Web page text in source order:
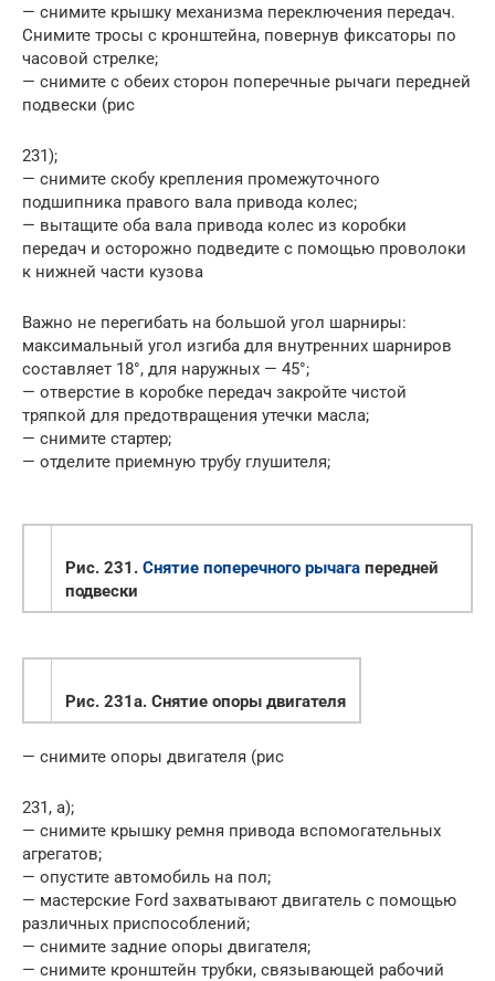
— снимите крышку механизма переключения передач.
Снимите тросы с кронштейна, повернув фиксаторы по
часовой стрелке;
— снимите с обеих сторон поперечные рычаги передней
подвески (рис
231);
— снимите скобу крепления промежуточного
подшипника правого вала привода колес;
— вытащите оба вала привода колес из коробки
передач и осторожно подведите с помощью проволоки
к нижней части кузова
Важно не перегибать на большой угол шарниры:
максимальный угол изгиба для внутренних шарниров
составляет 18°, для наружных — 45°;
— отверстие в коробке передач закройте чистой
тряпкой для предотвращения утечки масла;
— снимите стартер;
— отделите приемную трубу глушителя;
Рис. 231. Снятие поперечного рычага передней
подвески
Рис. 231а. Снятие опоры двигателя
— снимите опоры двигателя (рис
231, а);
— снимите крышку ремня привода вспомогательных
агрегатов;
— опустите автомобиль на пол;
— мастерские Ford захватывают двигатель с помощью
различных приспособлений;
— снимите задние опоры двигателя;
— снимите кронштейн трубки, связывающей рабочий